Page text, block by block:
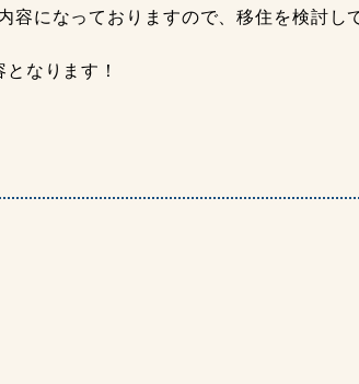
になっておりますので、移住を検討し
なります！